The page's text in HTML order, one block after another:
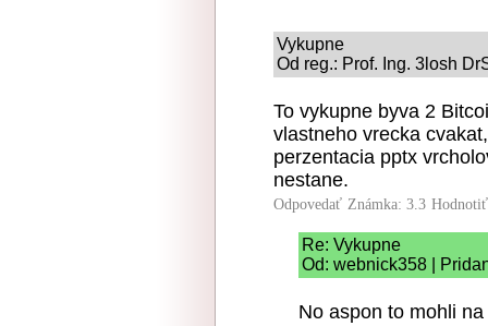
Vykupne
Od reg.: Prof. Ing. 3losh
To vykupne byva 2
vlastneho vrecka
perzentacia pptx
nestane.
Odpovedať Známka: 3.3
Re: Vykupne
Od: webnick358 |
No aspon to mohli